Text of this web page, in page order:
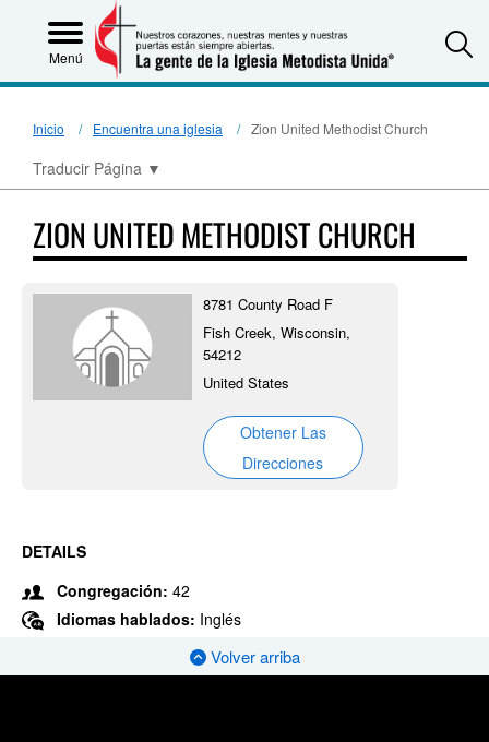
Menú
Inicio Encuentra una iglesia Zion United Methodist Church
Traducir Página ▼
ZION UNITED METHODIST CHURCH
8781 County Road F
Fish Creek, Wisconsin,
54212
United States
Obtener Las
Direcciones
DETAILS
Congregación: 42
Idiomas hablados: Inglés
Volver arriba